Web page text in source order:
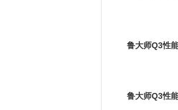
鲁大师Q3性
鲁大师Q3性